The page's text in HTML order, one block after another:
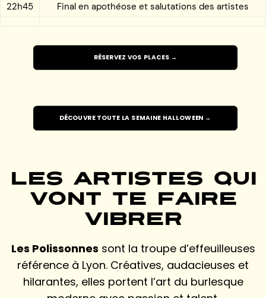
22h45
Final en apothéose et salutations des artistes
RÉSERVEZ VOS PLACES →
DÉCOUVRE TOUTE LA SEMAINE HALLOWEEN →
Les artistes qui
vont te faire
vibrer
Les Polissonnes sont la troupe d’effeuilleuses
référence à Lyon. Créatives, audacieuses et
hilarantes, elles portent l’art du burlesque